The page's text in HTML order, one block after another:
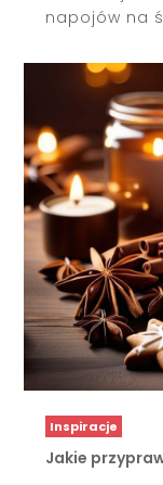
napojów na
Inspiracje
Jakie